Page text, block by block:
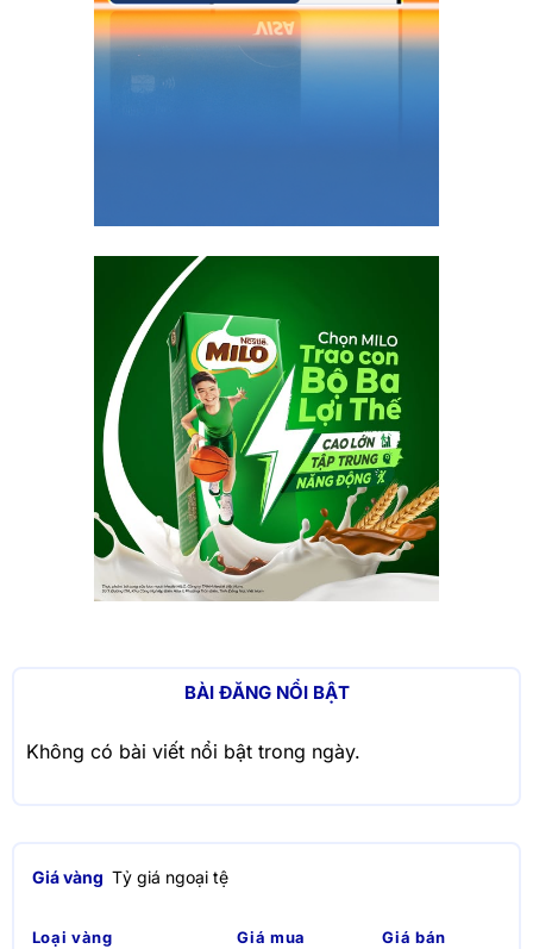
BÀI ĐĂNG NỔI BẬT
Không có bài viết nổi bật trong ngày.
Giá vàng Tỷ giá ngoại tệ
Loại vàng Giá mua
Giá bán